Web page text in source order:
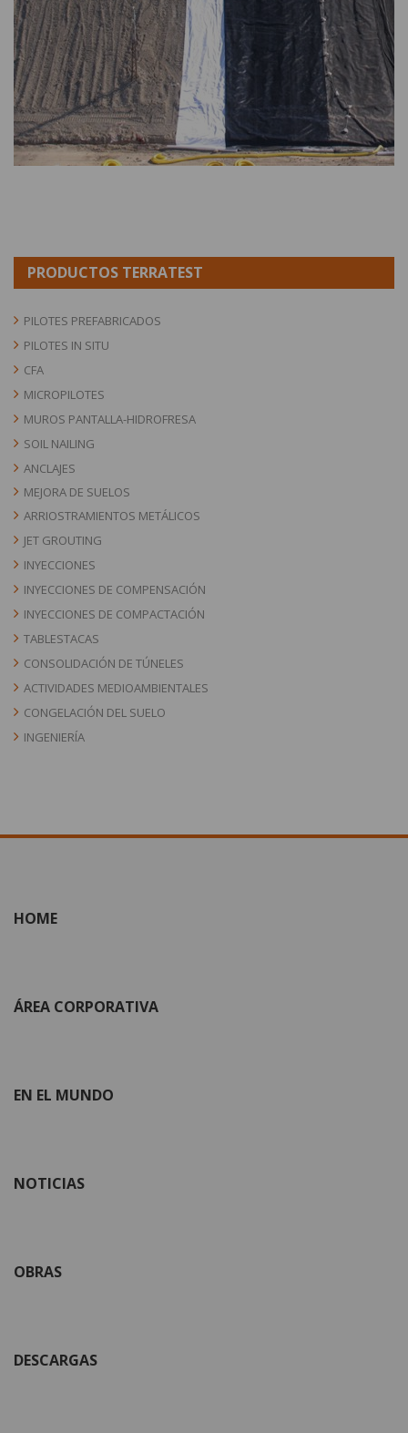
PRODUCTOS TERRATEST
PILOTES PREFABRICADOS
PILOTES IN SITU
CFA
MICROPILOTES
MUROS PANTALLA-HIDROFRESA
SOIL NAILING
ANCLAJES
MEJORA DE SUELOS
ARRIOSTRAMIENTOS METÁLICOS
JET GROUTING
INYECCIONES
INYECCIONES DE COMPENSACIÓN
INYECCIONES DE COMPACTACIÓN
TABLESTACAS
CONSOLIDACIÓN DE TÚNELES
ACTIVIDADES MEDIOAMBIENTALES
CONGELACIÓN DEL SUELO
INGENIERÍA
HOME
ÁREA CORPORATIVA
EN EL MUNDO
NOTICIAS
OBRAS
DESCARGAS